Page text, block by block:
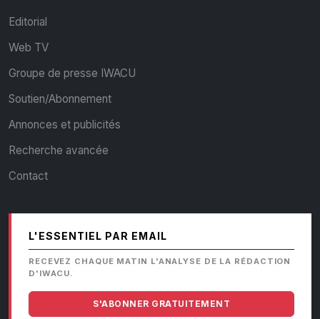
Editorial
Web TV
Groupe de presse IWACU
Soutien/Abonnement
Annonces et publicités
Recherche avancée
Contact
L'ESSENTIEL PAR EMAIL
RECEVEZ CHAQUE MATIN L'ANALYSE DE LA RÉDACTION
D'IWACU.
S'ABONNER GRATUITEMENT